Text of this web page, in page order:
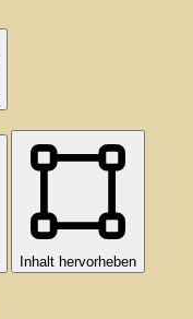
Inhalt hervorheben